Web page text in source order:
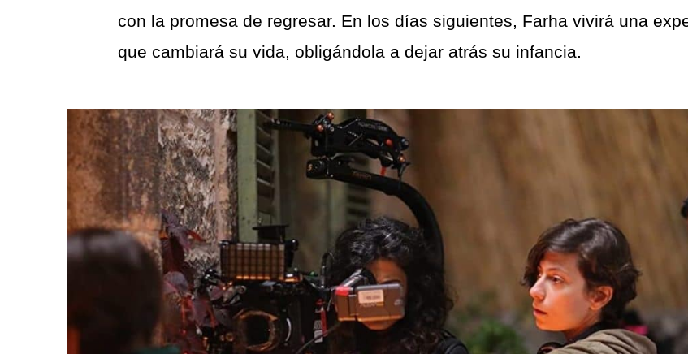
con la promesa de regresar. En los días siguientes, Farha vivirá una
que cambiará su vida, obligándola a dejar atrás su infancia.